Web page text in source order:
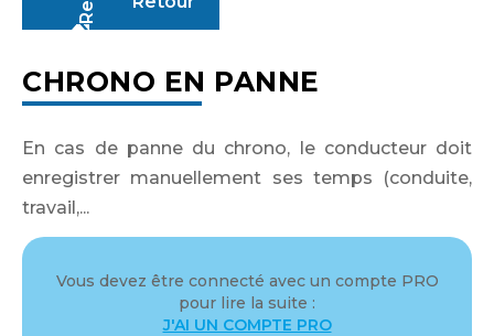
CHRONO EN PANNE
En cas de panne du chrono, le conducteur doit
enregistrer manuellement ses temps (conduite,
travail,...
Vous devez être connecté avec un compte PRO
pour lire la suite :
J'AI UN COMPTE PRO
Identifiant ou adresse de courriel